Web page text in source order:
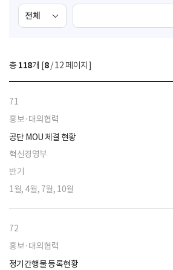
검
색
선
택
색
총 118개 [8/ 12 페이지]
71
홍보·대외협력
공단 MOU 체결 현황
혁신경영부
반기
1월, 4월, 7월, 10월
72
홍보·대외협력
정기간행물 등록현황